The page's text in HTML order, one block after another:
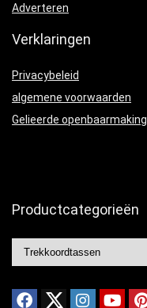
Adverteren
Verklaringen
Privacybeleid
algemene voorwaarden
Gelieerde openbaarmaking
Productcategorieën